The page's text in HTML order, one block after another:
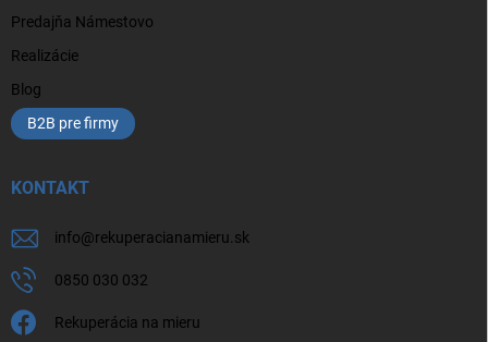
Predajňa Námestovo
Realizácie
Blog
B2B pre firmy
KONTAKT
info@rekuperacianamieru.sk
0850 030 032
Rekuperácia na mieru